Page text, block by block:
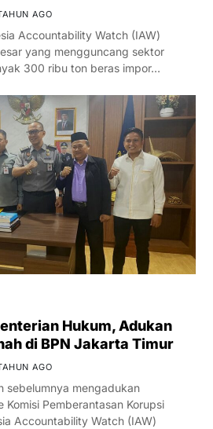
AGO
Accountability Watch (IAW)
yang mengguncang sektor
300 ribu ton beras impor…
Hukum, Adukan
di BPN Jakarta Timur
AGO
sebelumnya mengadukan
Komisi Pemberantasan Korupsi
Accountability Watch (IAW)